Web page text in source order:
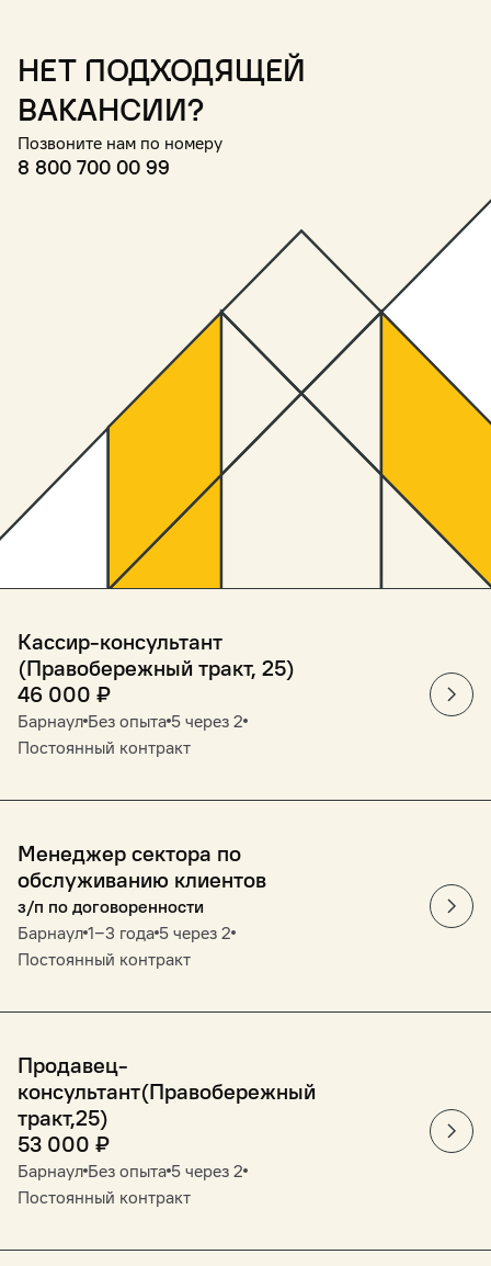
Нет подходящей
вакансии?
Позвоните нам по номеру
8 800 700 00 99
Кассир-консультант
(Правобережный тракт, 25)
46 000 ₽
Барнаул Без опыта 5 через 2
Постоянный контракт
Менеджер сектора по
обслуживанию клиентов
з/п по договоренности
Барнаул 1‒3 года 5 через 2
Постоянный контракт
Продавец-
консультант(Правобережный
тракт,25)
53 000 ₽
Барнаул Без опыта 5 через 2
Постоянный контракт